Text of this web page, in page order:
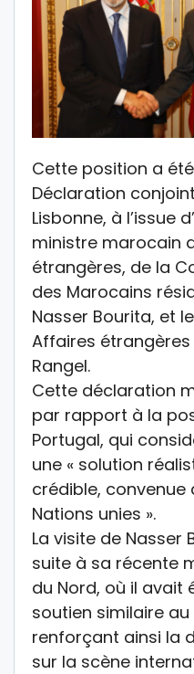
Cette position a
Déclaration
Lisbonne, à l’issue
ministre marocain
étrangères, de la
des Marocains
Nasser Bourita, et
Affaires
Rangel.
Cette déclaration
par rapport à la
Portugal, qui
une « solution
crédible, convenue
Nations unies ».
La visite de Nasser
suite à sa récente
du Nord, où il avait
soutien similaire au
renforçant ainsi la
sur la scène